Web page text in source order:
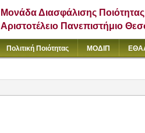
Μονάδα Διασφάλισης Ποιότητας
Αριστοτέλειο Πανεπιστήμιο
Πολιτική Ποιότητας ΜΟΔΙΠ